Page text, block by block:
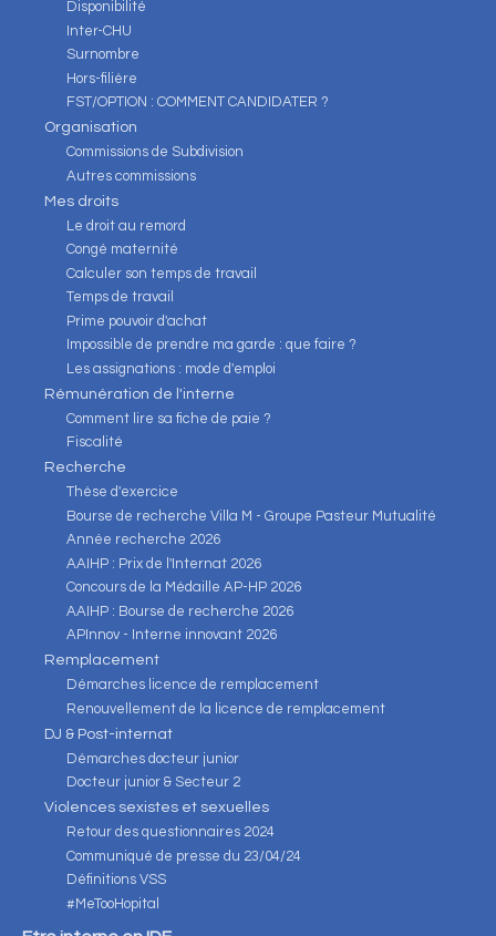
Disponibilité
Inter-CHU
Surnombre
Hors-filière
FST/OPTION : COMMENT CANDIDATER ?
Organisation
Commissions de Subdivision
Autres commissions
Mes droits
Le droit au remord
Congé maternité
Calculer son temps de travail
Temps de travail
Prime pouvoir d'achat
Impossible de prendre ma garde : que faire ?
Les assignations : mode d'emploi
Rémunération de l'interne
Comment lire sa fiche de paie ?
Fiscalité
Recherche
Thèse d'exercice
Bourse de recherche Villa M - Groupe Pasteur Mutualité
Année recherche 2026
AAIHP : Prix de l'Internat 2026
Concours de la Médaille AP-HP 2026
AAIHP : Bourse de recherche 2026
APInnov - Interne innovant 2026
Remplacement
Démarches licence de remplacement
Renouvellement de la licence de remplacement
DJ & Post-internat
Démarches docteur junior
Docteur junior & Secteur 2
Violences sexistes et sexuelles
Retour des questionnaires 2024
Communiqué de presse du 23/04/24
Définitions VSS
#MeTooHopital